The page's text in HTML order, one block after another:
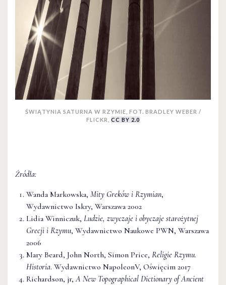
ŚWIĄTYNIA SATURNA W RZYMIE, FOT. BRADLEY WEBER /
FLICKR, CC BY 2.0
Źródła:
Wanda Markowska, Mity Greków i Rzymian,
Wydawnictwo Iskry, Warszawa 2002
Lidia Winniczuk, Ludzie, zwyczaje i obyczaje starożytnej
Grecji i Rzymu, Wydawnictwo Naukowe PWN, Warszawa
2006
Mary Beard, John North, Simon Price, Religie Rzymu.
Historia. Wydawnictwo NapoleonV, Oświęcim 2017
Richardson, jr,A New Topographical Dictionary of Ancient